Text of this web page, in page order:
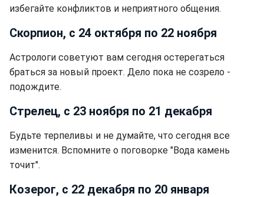
избегайте конфликтов и неприятного общения.
Скорпион, с 24 октября по 22 ноября
Астрологи советуют вам сегодня остерегаться
браться за новый проект. Дело пока не созрело -
подождите.
Стрелец, с 23 ноября по 21 декабря
Будьте терпеливы и не думайте, что сегодня все
изменится. Вспомните о поговорке "Вода камень
точит".
Козерог, с 22 декабря по 20 января